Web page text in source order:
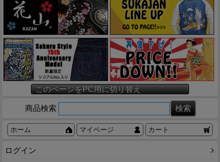
このページをPC用に切り替え
商品検索
ホーム マイページ カート
ログイン